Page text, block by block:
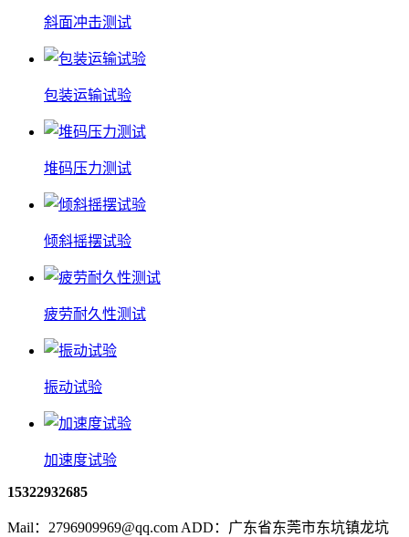
斜面冲击测试
包装运输试验
堆码压力测试
倾斜摇摆试验
疲劳耐久性测试
振动试验
加速度试验
15322932685
Mail：2796909969@qq.com ADD：广东省东莞市东坑镇龙坑